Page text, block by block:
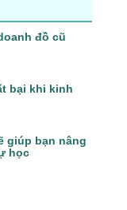
đồ cũ
bại khi kinh
giúp bạn nâng
học